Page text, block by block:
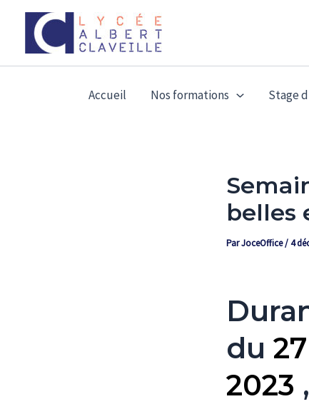
contenu
Accueil Nos formations Stage
belles
ParJoceOffice/4
du
2023 ,